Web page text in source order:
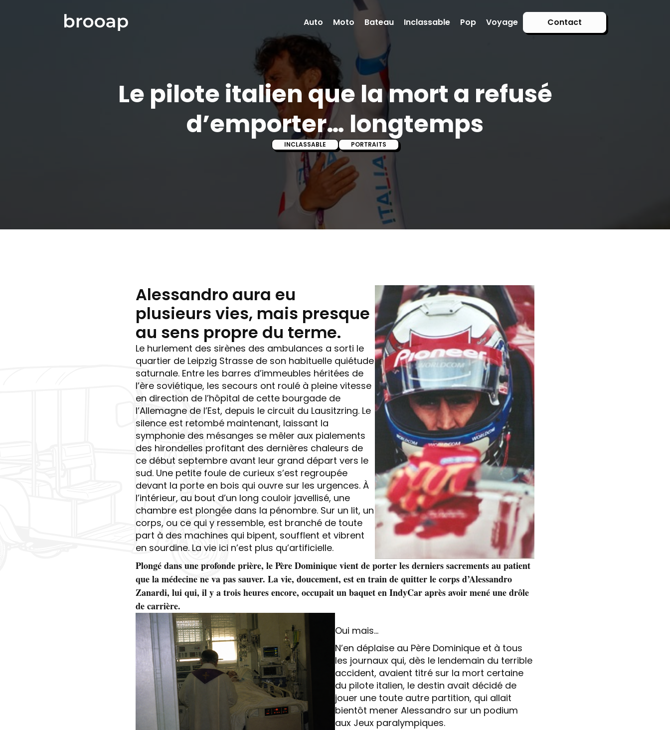
Auto Moto Bateau Inclassable Pop Voyage Contact
Le pilote italien que la mort a refusé
d’emporter… longtemps
INCLASSABLE PORTRAITS
Alessandro aura eu
plusieurs vies, mais presque
au sens propre du terme.
Le hurlement des sirènes des ambulances a sorti le
quartier de Leipzig Strasse de son habituelle quiétude
saturnale. Entre les barres d’immeubles héritées de
l’ère soviétique, les secours ont roulé à pleine vitesse
en direction de l’hôpital de cette bourgade de
l’Allemagne de l’Est, depuis le circuit du Lausitzring. Le
silence est retombé maintenant, laissant la
symphonie des mésanges se mêler aux pialements
des hirondelles profitant des dernières chaleurs de
ce début septembre avant leur grand départ vers le
sud. Une petite foule de curieux s’est regroupée
devant la porte en bois qui ouvre sur les urgences. À
l’intérieur, au bout d’un long couloir javellisé, une
chambre est plongée dans la pénombre. Sur un lit, un
corps, ou ce qui y ressemble, est branché de toute
part à des machines qui bipent, soufflent et vibrent
en sourdine. La vie ici n’est plus qu’artificielle.
Plongé dans une profonde prière, le Père Dominique vient de porter les derniers sacrements au patient
que la médecine ne va pas sauver. La vie, doucement, est en train de quitter le corps d’Alessandro
Zanardi, lui qui, il y a trois heures encore, occupait un baquet en IndyCar après avoir mené une drôle
de carrière.
Oui mais…
N’en déplaise au Père Dominique et à tous
les journaux qui, dès le lendemain du terrible
accident, avaient titré sur la mort certaine
du pilote italien, le destin avait décidé de
jouer une toute autre partition, qui allait
bientôt mener Alessandro sur un podium
aux Jeux paralympiques.